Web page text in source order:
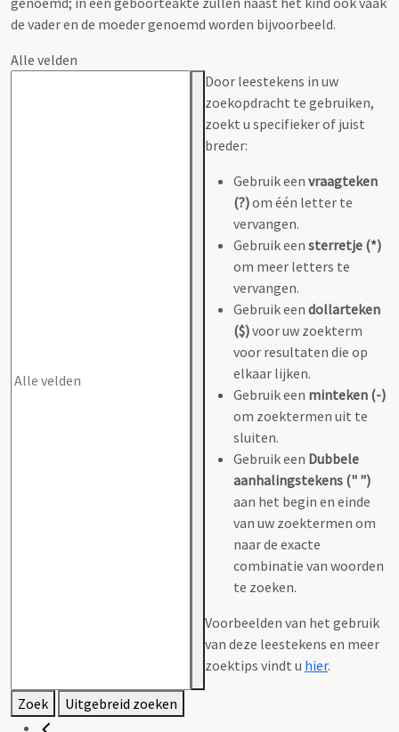
de vader en de moeder genoemd worden bijvoorbeeld.
Alle velden
Door leestekens in uw
zoekopdracht te gebruiken,
zoekt u specifieker of juist
breder:
Gebruik een vraagteken
(?)om één letter te
vervangen.
Gebruik een sterretje (*)
om meer letters te
vervangen.
Gebruik een dollarteken
($)voor uw zoekterm
voor resultaten die op
elkaar lijken.
Gebruik een minteken (-)
om zoektermen uit te
sluiten.
Gebruik een Dubbele
aanhalingstekens (" ")
aan het begin en einde
van uw zoektermen om
naar de exacte
combinatie van woorden
te zoeken.
Voorbeelden van het gebruik
van deze leestekens en meer
zoektips vindt u hier.
Zoek Uitgebreid zoeken